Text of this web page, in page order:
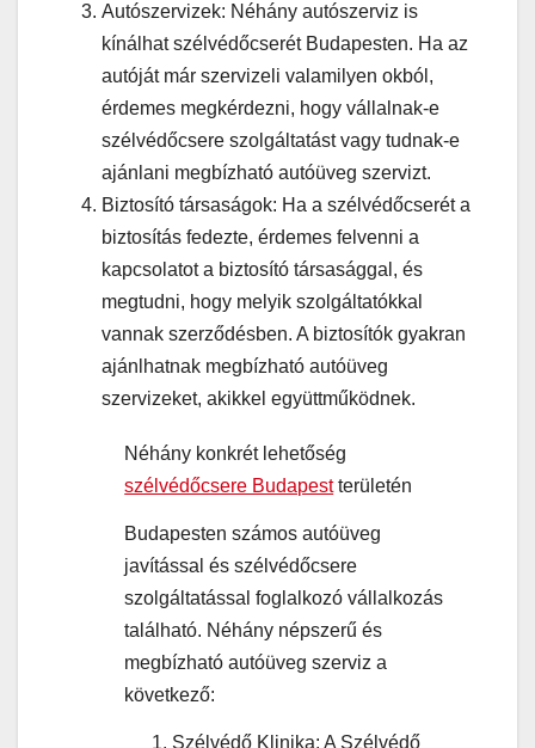
Autószervizek: Néhány autószerviz is
kínálhat szélvédőcserét Budapesten. Ha az
autóját már szervizeli valamilyen okból,
érdemes megkérdezni, hogy vállalnak-e
szélvédőcsere szolgáltatást vagy tudnak-e
ajánlani megbízható autóüveg szervizt.
Biztosító társaságok: Ha a szélvédőcserét a
biztosítás fedezte, érdemes felvenni a
kapcsolatot a biztosító társasággal, és
megtudni, hogy melyik szolgáltatókkal
vannak szerződésben. A biztosítók gyakran
ajánlhatnak megbízható autóüveg
szervizeket, akikkel együttműködnek.
Néhány konkrét lehetőség
szélvédőcsere Budapestterületén
Budapesten számos autóüveg
javítással és szélvédőcsere
szolgáltatással foglalkozó vállalkozás
található. Néhány népszerű és
megbízható autóüveg szerviz a
következő:
Szélvédő Klinika: A Szélvédő